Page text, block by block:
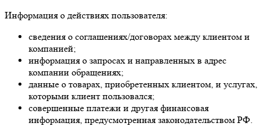
Информация о действиях пользователя:
сведения о соглашениях/договорах между клиентом и
компанией;
информация о запросах и направленных в адрес
компании обращениях;
данные о товарах, приобретенных клиентом, и услугах,
которыми клиент пользовался;
совершенные платежи и другая финансовая
информация, предусмотренная законодательством РФ.